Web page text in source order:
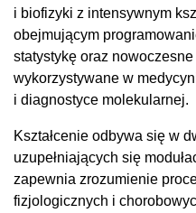
i biofizyki z intensywnym
obejmującym
statystykę oraz
wykorzystywane w
i diagnostyce molekularnej.
Kształcenie odbywa się w
uzupełniających się
zapewnia zrozumienie
fizjologicznych i